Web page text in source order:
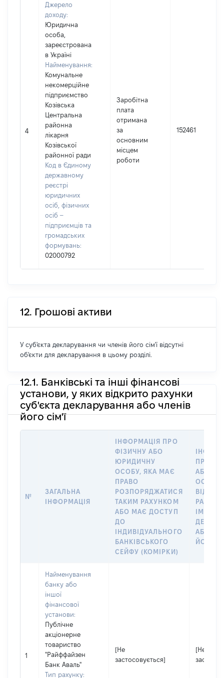
4
Джерело
доходу:
Юридична
особа,
зареєстрована
в Україні
Найменування:
Комунальне
некомерційне
підприємство
Козівська
Центральна
районна
лікарня
Козівської
районної ради
Код в Єдиному
державному
реєстрі
юридичних
осіб, фізичних
осіб –
підприємців та
громадських
формувань:
02000792
Заробітна
плата
отримана
за
основним
місцем
роботи
152461
12. Грошові активи
У суб'єкта декларування чи членів його сім'ї відсутні
об'єкти для декларування в цьому розділі.
12.1. Банківські та інші фінансові
установи, у яких відкрито рахунки
суб'єкта декларування або членів
його сім'ї
№
ЗАГАЛЬНА
ІНФОРМАЦІЯ
ІНФОРМАЦІЯ ПРО
ФІЗИЧНУ АБО
ЮРИДИЧНУ
ОСОБУ, ЯКА МАЄ
ПРАВО
РОЗПОРЯДЖАТИСЯ
ТАКИМ РАХУНКОМ
АБО МАЄ ДОСТУП
ДО
ІНДИВІДУАЛЬНОГО
БАНКІВСЬКОГО
СЕЙФУ (КОМІРКИ)
ПРО
АБО
ОСОБУ,
ІМ’Я
АБО
ЙОГО
1
Найменування
банку або
іншої
фінансової
установи:
Публічне
акціонерне
товариство
"Райффайзен
Банк Аваль"
Тип рахунку:
[Не
застосовується]
[Не